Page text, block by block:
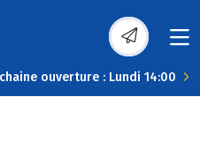
ouverture : Lundi 14:00